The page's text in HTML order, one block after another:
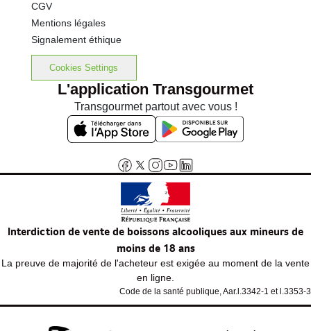
CGV
Mentions légales
Signalement éthique
Cookies Settings
L'application Transgourmet
Transgourmet partout avec vous !
Interdiction de vente de boissons alcooliques aux mineurs de
moins de 18 ans
La preuve de majorité de l'acheteur est exigée au moment de la vente
en ligne.
Code de la santé publique, Aar.l.3342-1 et l.3353-3